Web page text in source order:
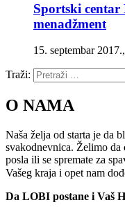
Sportski
menadžment
15. septembar
Traži:
O NAMA
Naša želja od starta je da
svakodnevnica. Želimo
posla ili se spremate za
Vašeg kraja i opet nam
Da LOBI postane i Vaš